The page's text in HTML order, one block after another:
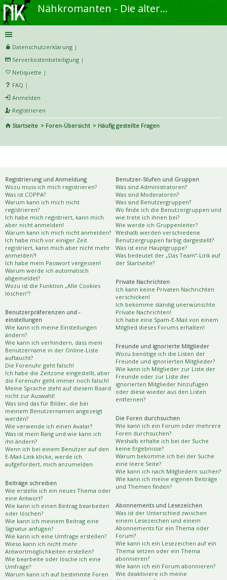
Nähkromanten - Die alternative Näh- und DIY-Community
Datenschutzerklärung |
Serverkostenbeteiligung |
Netiquette |
FAQ |
Anmelden
Registrieren
Startseite
Foren-Übersicht
Häufig gestellte Fragen
Registrierung und Anmeldung
Wozu muss ich mich registrieren?
Was ist COPPA?
Warum kann ich mich nicht
registrieren?
Ich habe mich registriert, kann mich
aber nicht anmelden!
Warum kann ich mich nicht anmelden?
Ich habe mich vor einiger Zeit
registriert, kann mich aber nicht mehr
anmelden?!
Ich habe mein Passwort vergessen!
Warum werde ich automatisch
abgemeldet?
Wozu ist die Funktion „Alle Cookies
löschen“?
Benutzerpräferenzen und -
einstellungen
Wie kann ich meine Einstellungen
ändern?
Wie kann ich verhindern, dass mein
Benutzername in der Online-Liste
auftaucht?
Die Forenuhr geht falsch!
Ich habe die Zeitzone eingestellt, aber
die Forenuhr geht immer noch falsch!
Meine Sprache steht auf diesem Board
nicht zur Auswahl!
Was sind das für Bilder, die bei
meinem Benutzernamen angezeigt
werden?
Wie verwende ich einen Avatar?
Was ist mein Rang und wie kann ich
ihn ändern?
Wenn ich bei einem Benutzer auf den
E-Mail-Link klicke, werde ich
aufgefordert, mich anzumelden.
Beiträge schreiben
Wie erstelle ich ein neues Thema oder
eine Antwort?
Wie kann ich einen Beitrag bearbeiten
oder löschen?
Wie kann ich meinem Beitrag eine
Signatur anfügen?
Wie kann ich eine Umfrage erstellen?
Wieso kann ich nicht mehr
Antwortmöglichkeiten erstellen?
Wie bearbeite oder lösche ich eine
Umfrage?
Warum kann ich auf bestimmte Foren
Benutzer-Stufen und Gruppen
Was sind Administratoren?
Was sind Moderatoren?
Was sind Benutzergruppen?
Wo finde ich die Benutzergruppen und
wie trete ich ihnen bei?
Wie werde ich Gruppenleiter?
Weshalb werden verschiedene
Benutzergruppen farbig dargestellt?
Was ist eine Hauptgruppe?
Was bedeutet der „Das Team“-Link auf
der Startseite?
Private Nachrichten
Ich kann keine Privaten Nachrichten
verschicken!
Ich bekomme ständig unerwünschte
Private Nachrichten!
Ich habe eine Spam-E-Mail von einem
Mitglied dieses Forums erhalten!
Freunde und ignorierte Mitglieder
Wozu benötige ich die Listen der
Freunde und ignorierten Mitglieder?
Wie kann ich Mitglieder zur Liste der
Freunde oder zur Liste der
ignorierten Mitglieder hinzufügen
oder diese wieder aus den Listen
entfernen?
Die Foren durchsuchen
Wie kann ich ein Forum oder mehrere
Foren durchsuchen?
Weshalb erhalte ich bei der Suche
keine Ergebnisse?
Warum bekomme ich bei der Suche
eine leere Seite?
Wie kann ich nach Mitgliedern suchen?
Wie kann ich meine eigenen Beiträge
und Themen finden?
Abonnements und Lesezeichen
Was ist der Unterschied zwischen
einem Lesezeichen und einem
Abonnements für ein Thema oder
Forum?
Wie kann ich ein Lesezeichen auf ein
Thema setzen oder ein Thema
abonnieren?
Wie kann ich ein Forum abonnieren?
Wie deaktiviere ich meine